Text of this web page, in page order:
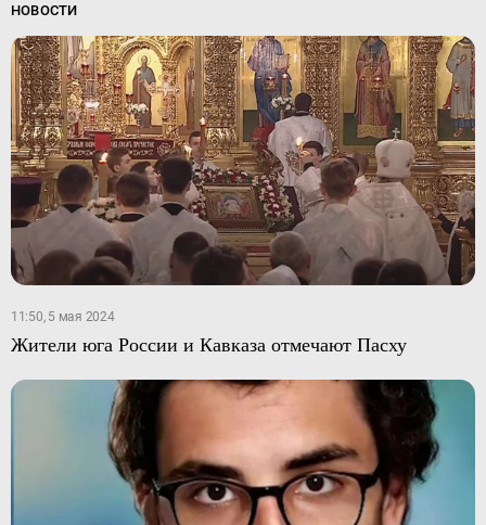
НОВОСТИ
11:50, 5 мая 2024
Жители юга России и Кавказа отмечают Пасху